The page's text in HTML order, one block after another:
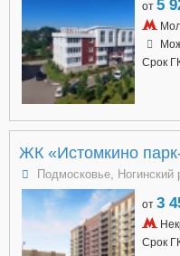
от 5
Срок
ЖК «Истомкино
Подмосковье,
от 3
Срок